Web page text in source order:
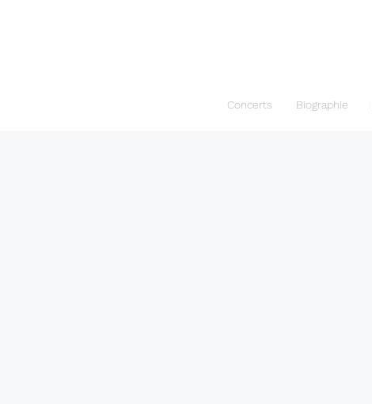
Concerts Biographie